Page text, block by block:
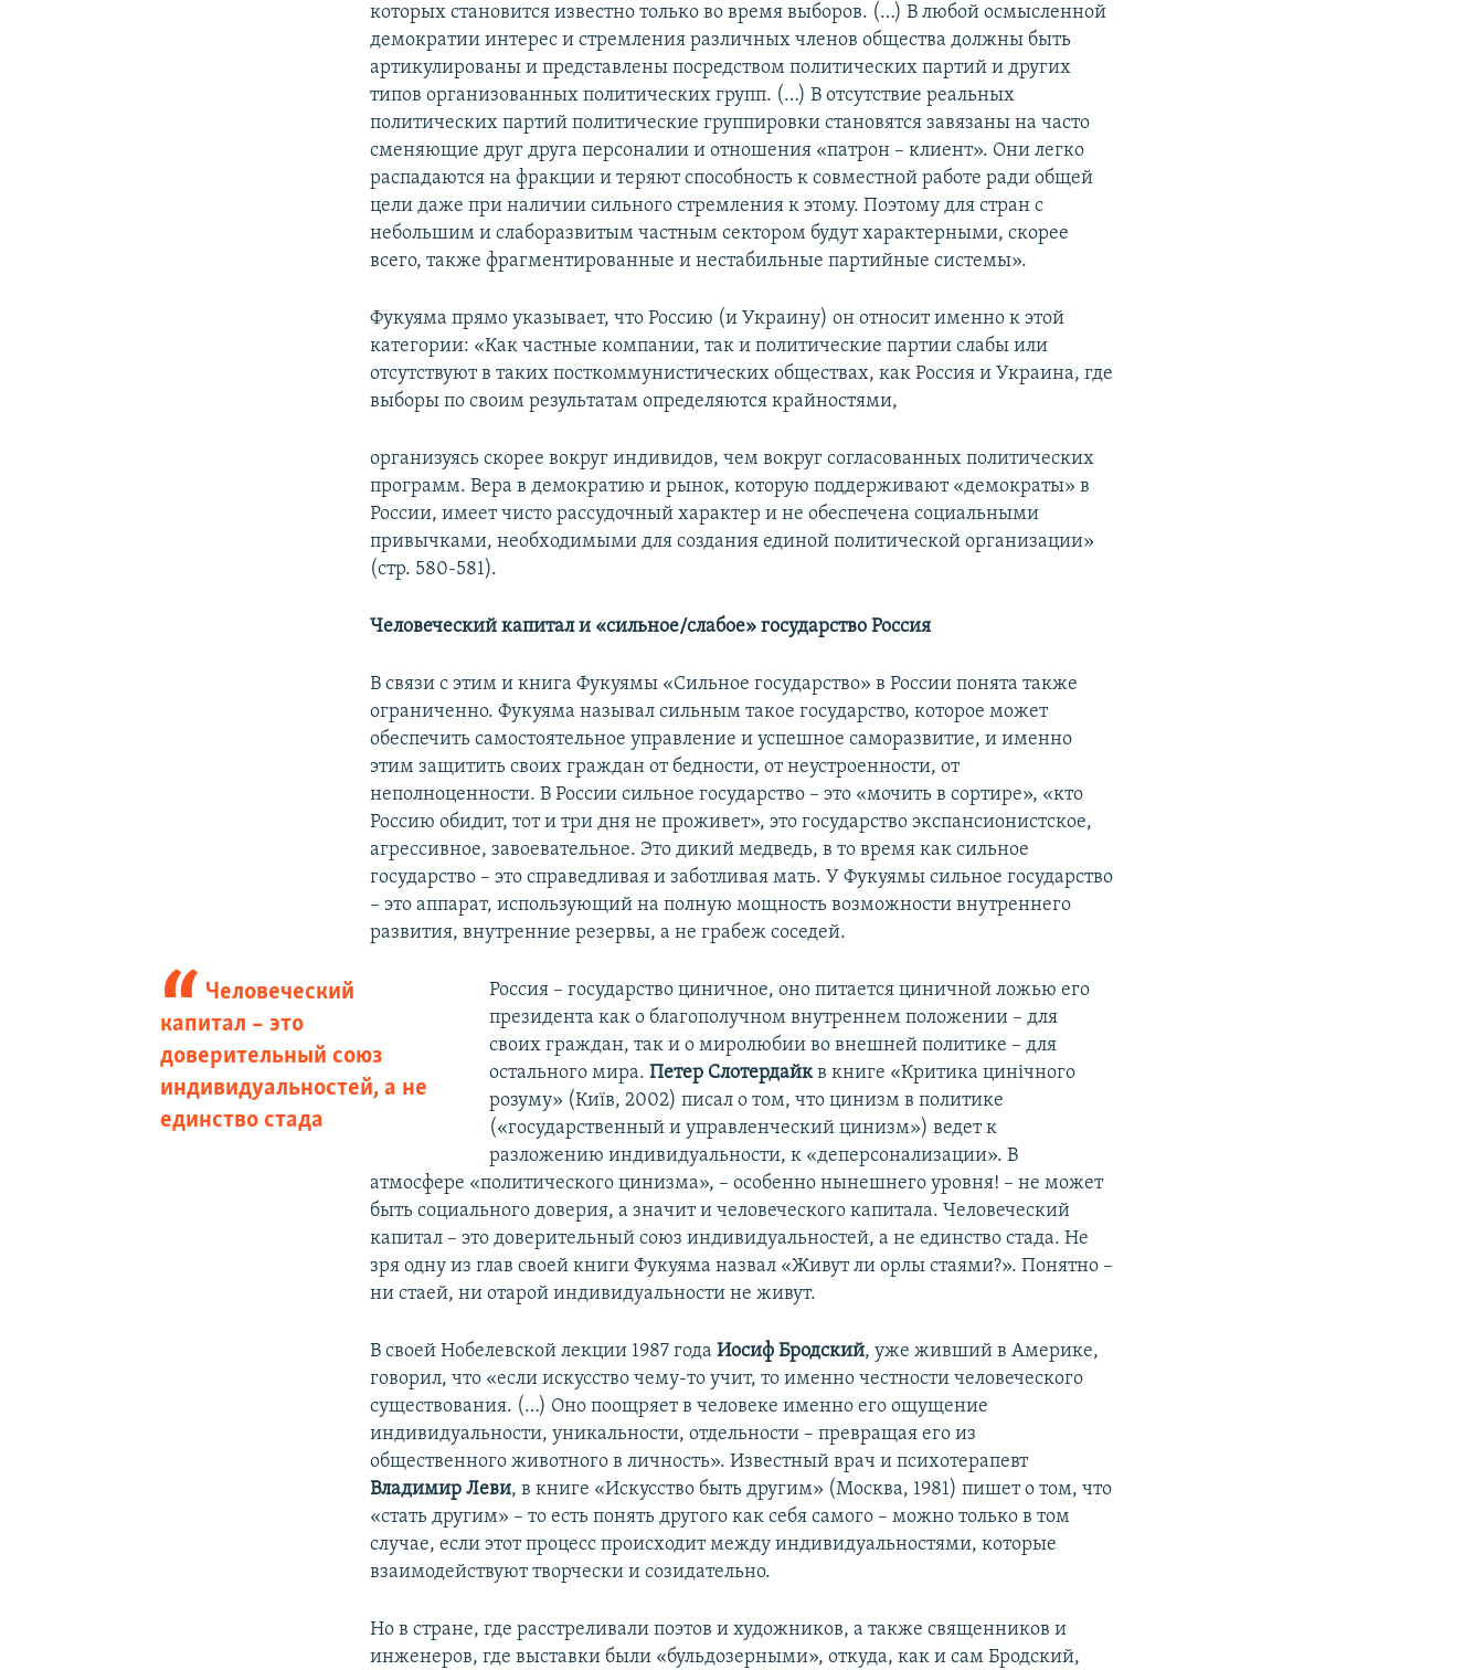
которых становится известно только во время выборов. (…) В любой осмысленной
демократии интерес и стремления различных членов общества должны быть
артикулированы и представлены посредством политических партий и других
типов организованных политических групп. (…) В отсутствие реальных
политических партий политические группировки становятся завязаны на часто
сменяющие друг друга персоналии и отношения «патрон – клиент». Они легко
распадаются на фракции и теряют способность к совместной работе ради общей
цели даже при наличии сильного стремления к этому. Поэтому для стран с
небольшим и слаборазвитым частным сектором будут характерными, скорее
всего, также фрагментированные и нестабильные партийные системы».
Фукуяма прямо указывает, что Россию (и Украину) он относит именно к этой
категории: «Как частные компании, так и политические партии слабы или
отсутствуют в таких посткоммунистических обществах, как Россия и Украина, где
выборы по своим результатам определяются крайностями,
организуясь скорее вокруг индивидов, чем вокруг согласованных политических
программ. Вера в демократию и рынок, которую поддерживают «демократы» в
России, имеет чисто рассудочный характер и не обеспечена социальными
привычками, необходимыми для создания единой политической организации»
(стр. 580-581).
Человеческий капитал и «сильное/слабое» государство Россия
В связи с этим и книга Фукуямы «Сильное государство» в России понята также
ограниченно. Фукуяма называл сильным такое государство, которое может
обеспечить самостоятельное управление и успешное саморазвитие, и именно
этим защитить своих граждан от бедности, от неустроенности, от
неполноценности. В России сильное государство – это «мочить в сортире», «кто
Россию обидит, тот и три дня не проживет», это государство экспансионистское,
агрессивное, завоевательное. Это дикий медведь, в то время как сильное
государство – это справедливая и заботливая мать. У Фукуямы сильное государство
– это аппарат, использующий на полную мощность возможности внутреннего
развития, внутренние резервы, а не грабеж соседей.
Человеческий
капитал – это
доверительный союз
индивидуальностей, а не
единство стада
Россия – государство циничное, оно питается циничной ложью его
президента как о благополучном внутреннем положении – для
своих граждан, так и о миролюбии во внешней политике – для
остального мира. Петер Слотердайкв книге «Критика цинічного
розуму» (Київ, 2002) писал о том, что цинизм в политике
(«государственный и управленческий цинизм») ведет к
разложению индивидуальности, к «деперсонализации». В
атмосфере «политического цинизма», – особенно нынешнего уровня! – не может
быть социального доверия, а значит и человеческого капитала. Человеческий
капитал – это доверительный союз индивидуальностей, а не единство стада. Не
зря одну из глав своей книги Фукуяма назвал «Живут ли орлы стаями?». Понятно –
ни стаей, ни отарой индивидуальности не живут.
В своей Нобелевской лекции 1987 годаИосиф Бродский, уже живший в Америке,
говорил, что «если искусство чему-то учит, то именно честности человеческого
существования. (…) Оно поощряет в человеке именно его ощущение
индивидуальности, уникальности, отдельности – превращая его из
общественного животного в личность». Известный врач и психотерапевт
Владимир Леви, в книге «Искусство быть другим» (Москва, 1981) пишет о том, что
«стать другим» – то есть понять другого как себя самого – можно только в том
случае, если этот процесс происходит между индивидуальностями, которые
взаимодействуют творчески и созидательно.
Но в стране, где расстреливали поэтов и художников, а также священников и
инженеров, где выставки были «бульдозерными», откуда, как и сам Бродский,